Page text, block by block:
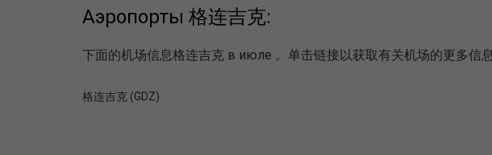
Аэропорты 格连吉克:
下面的机场信息格连吉克 в июле 。单击链接以获取有关机场的更多信
格连吉克 (GDZ)